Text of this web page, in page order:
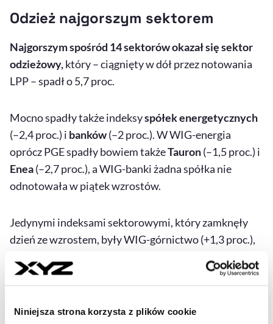
Niniejsza strona korzysta z plików cookie
Odzież najgorszym sektorem
Najgorszym spośród 14 sektorów okazał się sektor
odzieżowy,który – ciągnięty w dół przez notowania
LPP – spadł o 5,7 proc.
Mocno spadły także indeksyspółek energetycznych
(–2,4 proc.) i banków(–2 proc.). W WIG-energia
oprócz PGE spadły bowiem takżeTauron(–1,5 proc.) i
Enea(–2,7 proc.), a WIG-banki żadna spółka nie
odnotowała w piątek wzrostów.
Jedynymi indeksami sektorowymi, który zamknęły
dzień ze wzrostem, były WIG-górnictwo (+1,3 proc.),
Tydzień na GPW – WIG i WIG20